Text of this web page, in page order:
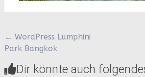
Beitragsnavigation
← WordPress Lumphini
Park Bangkok
Dir könnte auch